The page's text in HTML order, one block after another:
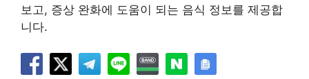
보고, 증상 완화에 도움이 되는 음식 정보를 제공합
니다.